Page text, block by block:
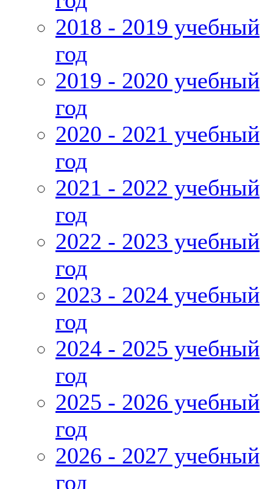
2018 - 2019 учебный
год
2019 - 2020 учебный
год
2020 - 2021 учебный
год
2021 - 2022 учебный
год
2022 - 2023 учебный
год
2023 - 2024 учебный
год
2024 - 2025 учебный
год
2025 - 2026 учебный
год
2026 - 2027 учебный
год